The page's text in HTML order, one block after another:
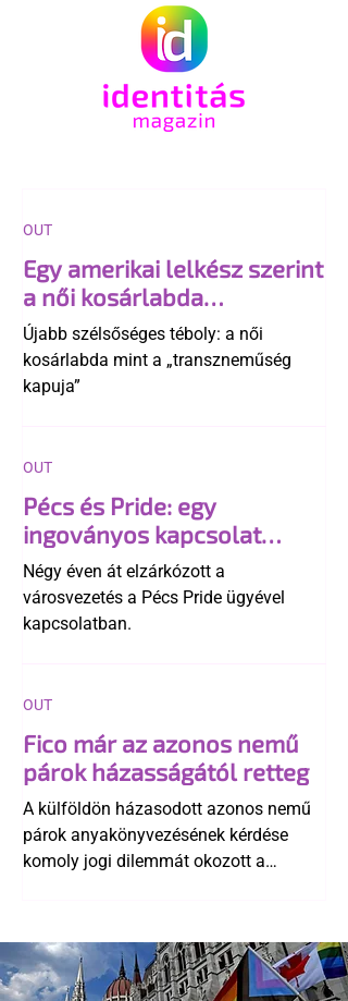
Egy amerikai lelkész szerint
a női kosárlabda
transzneműséghez vezet
Újabb szélsőséges téboly: a női
kosárlabda mint a „transzneműség
kapuja”
OUT
Pécs és Pride: egy
ingoványos kapcsolat
története
Négy éven át elzárkózott a
városvezetés a Pécs Pride ügyével
kapcsolatban.
OUT
Fico már az azonos nemű
párok házasságától retteg
A külföldön házasodott azonos nemű
párok anyakönyvezésének kérdése
komoly jogi dilemmát okozott a
egyértelműen tiltja a házasságuk
elismerését. Közben az ellenzéken belül
is vita robbant ki arról, hogy vissza
OUT